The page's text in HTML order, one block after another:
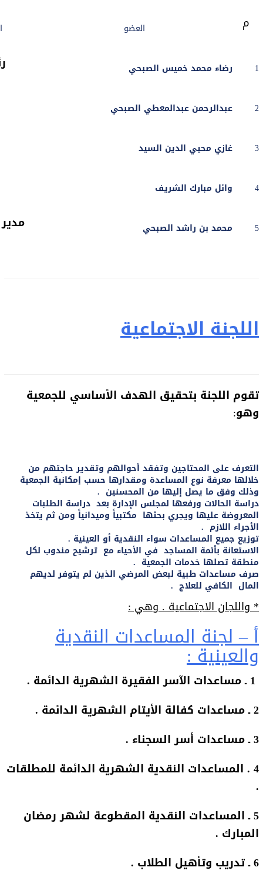
م العضو
1 رضاء محمد خميس الصبحي
2 عبدالرحمن عبدالمعطي الصبحي
3 غازي محيي الدين السيد
4 وائل مبارك الشريف
5 محمد بن راشد الصبحي
اللجنة الاجتماعية
تقوم اللجنة بتحقيق الهدف الأساسي للجمعية
وهو:
التعرف على المحتاجين وتفقد أحوالهم وتقدير حاجتهم من
خلالها معرفة نوع المساعدة ومقدارها حسب إمكانية الجمعية
وذلك وفق ما يصل إليها من المحسنين .
دراسة الحالات ورفعها لمجلس الإدارة بعد دراسة الطلبات
المعروضة عليها ويجري بحثها مكتبياً وميدانياً ومن ثم يتخذ
الأجراء اللازم .
توزيع جميع المساعدات سواء النقدية أو العينية .
الاستعانة بأئمة المساجد في الأحياء مع ترشيح مندوب لكل
منطقة تصلها خدمات الجمعية .
صرف مساعدات طبية لبعض المرضي الذين لم يتوفر لديهم
المال الكافي للعلاج .
* واللجان الاجتماعية . وهي :
أ – لجنة المساعدات النقدية
والعينية :
2 ـ مساعدات كفالة الأيتام الشهرية الدائمة .
3 ـ مساعدات أسر السجناء .
4 . المساعدات النقدية الشهرية الدائمة للمطلقات
.
5 ـ المساعدات النقدية المقطوعة لشهر رمضان
المبارك .
6 ـ تدريب وتأهيل الطلاب .